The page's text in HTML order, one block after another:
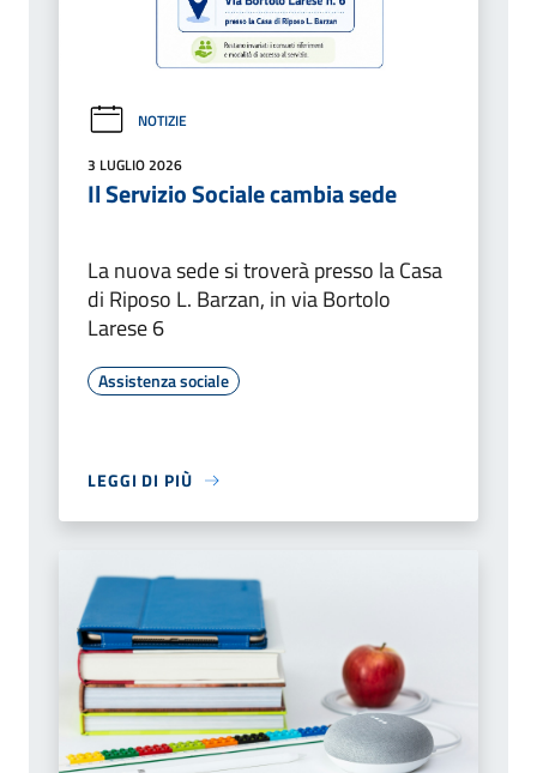
NOTIZIE
3 LUGLIO 2026
Il Servizio Sociale cambia sede
La nuova sede si troverà presso la Casa
di Riposo L. Barzan, in via Bortolo
Larese 6
Assistenza sociale
LEGGI DI PIÙ